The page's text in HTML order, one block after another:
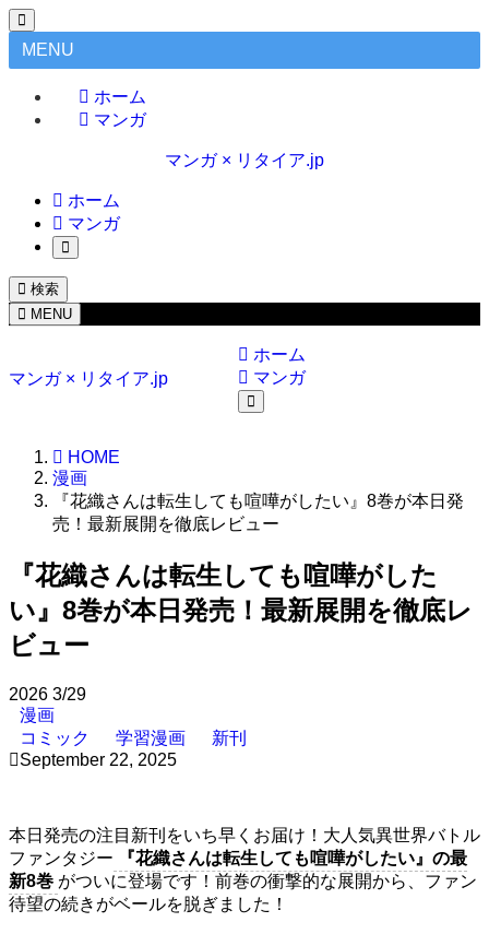
MENU
ホーム
マンガ
マンガ × リタイア.jp
ホーム
マンガ
検索
MENU
マンガ × リタイア.jp
ホーム
マンガ
HOME
漫画
『花織さんは転生しても喧嘩がしたい』8巻が本日発
売！最新展開を徹底レビュー
『花織さんは転生しても喧嘩がした
い』8巻が本日発売！最新展開を徹底レ
ビュー
2026 3/29
漫画
コミック
学習漫画
新刊
September 22, 2025
本日発売の注目新刊をいち早くお届け！大人気異世界バトル
ファンタジー
『花織さんは転生しても喧嘩がしたい』の最
新8巻 がついに登場です！前巻の衝撃的な展開から、ファン
待望の続きがベールを脱ぎました！